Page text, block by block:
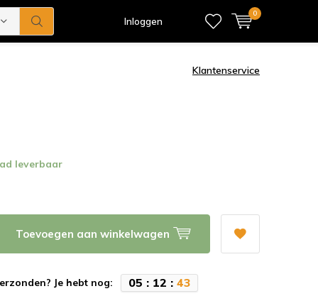
Inloggen
0
Klantenservice
leverbaar
Toevoegen aan winkelwagen
Je hebt nog: 05 : 12 : 42